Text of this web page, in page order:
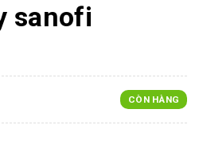
sanofi
CÒN HÀNG